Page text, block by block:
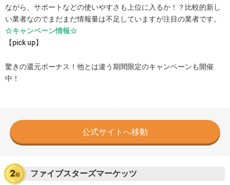
ながら、サポートなどの使いやすさも上位に入るか！？比較的新し
い業者なのでまだまだ情報量は不足していますが注目の業者です。
☆キャンペーン情報☆
【pick up】
驚きの還元ボーナス！他とは違う期間限定のキャンペーンも開催
中！
公式サイトへ移動
ファイブスターズマーケッツ